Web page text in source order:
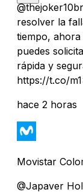
resolver la
tiempo,
puedes
rápida y
https://t.co/
hace 2 horas
Movistar
@Japaver